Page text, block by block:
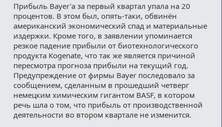
Прибыль Bayer'а за первый квартал упала на 20
процентов. В этом был, опять-таки, обвинён
американский экономический спад и материальные
издержки. Кроме того, в заявлении упоминается
резкое падение прибыли от биотехнологического
продукта Kogenate, что так же является причиной
пересмотра прогноза прибыли на текущий год.
Предупреждение от фирмы Bayer последовало за
сообщением, сделанным в прошедший четверг
немецким химическим гигантом BASF, в котором
речь шла о том, что прибыль от производственной
деятельности во втором квартале не изменится.